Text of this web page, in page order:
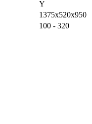
Y
1375x520x950
100 - 320